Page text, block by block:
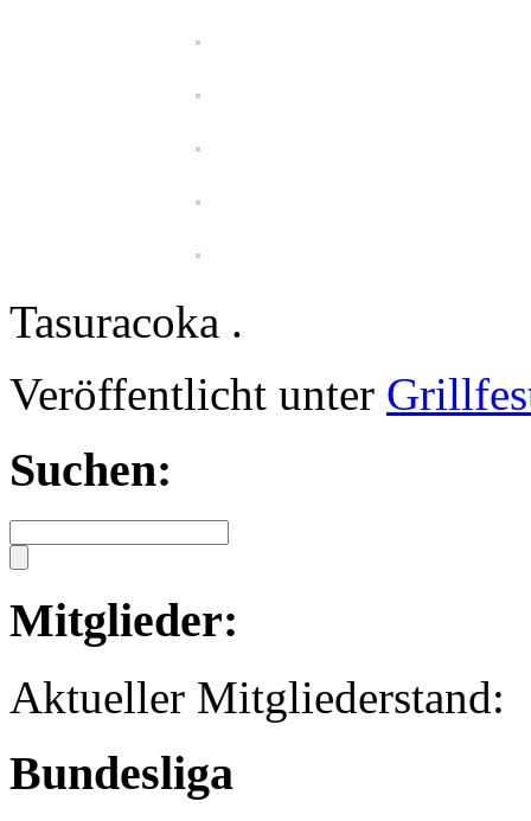
Tasuracoka .
Veröffentlicht unter
Suchen:
Mitglieder:
Aktueller
Bundesliga